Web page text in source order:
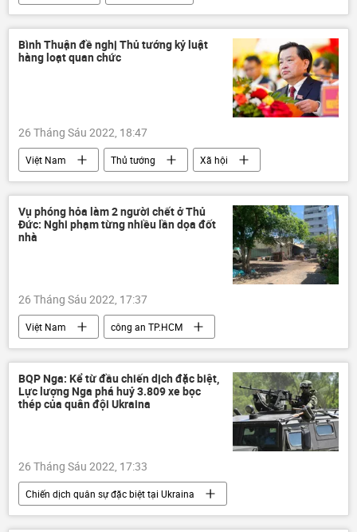
Cuộc khủng hoảng ở Ukraina
Ukraina
viện trợ quân sự
Quân sự
Chiến dịch quân sự đặc biệt tại Ukraina
Bình Thuận đề nghị Thủ tướng kỷ luật
hàng loạt quan chức
26 Tháng Sáu 2022, 18:47
Việt Nam Thủ tướng
Xã hội
quan chức
nhà lãnh đạo
Bình Thuận
Chính trị
Vụ phóng hỏa làm 2 người chết ở Thủ
Đức: Nghi phạm từng nhiều lần dọa đốt
nhà
26 Tháng Sáu 2022, 17:37
Việt Nam
công an TP.HCM
nghi phạm
vi phạm Xã hội
BQP Nga: Kể từ đầu chiến dịch đặc biệt,
Lực lượng Nga phá huỷ 3.809 xe bọc
thép của quân đội Ukraina
26 Tháng Sáu 2022, 17:33
Chiến dịch quân sự đặc biệt tại Ukraina
Nga
Cuộc khủng hoảng ở Ukraina